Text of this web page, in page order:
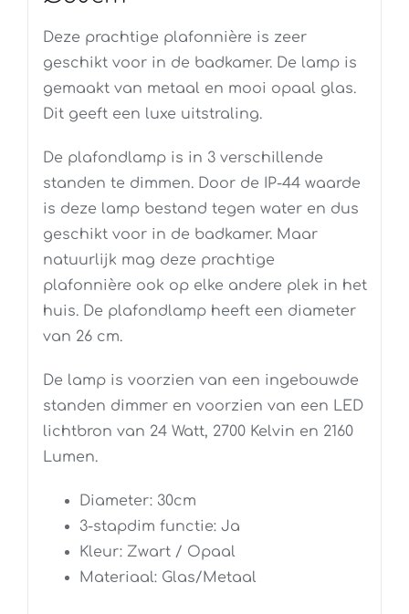
Deze prachtige plafonnière is zeer
geschikt voor in de badkamer. De lamp is
gemaakt van metaal en mooi opaal glas.
Dit geeft een luxe uitstraling.
De plafondlamp is in 3 verschillende
standen te dimmen. Door de IP-44 waarde
is deze lamp bestand tegen water en dus
geschikt voor in de badkamer. Maar
natuurlijk mag deze prachtige
plafonnière ook op elke andere plek in het
huis. De plafondlamp heeft een diameter
van 26 cm.
De lamp is voorzien van een ingebouwde
standen dimmer en voorzien van een LED
lichtbron van 24 Watt, 2700 Kelvin en 2160
Lumen.
Diameter: 30cm
3-stapdim functie: Ja
Kleur: Zwart / Opaal
Materiaal: Glas/Metaal